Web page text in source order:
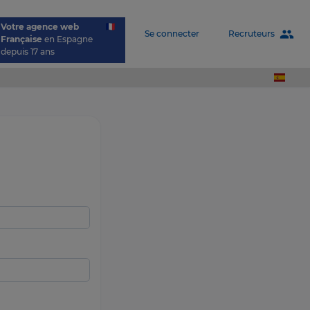
Votre agence web
Française en Espagne
depuis 17 ans
Se connecter Recruteurs people